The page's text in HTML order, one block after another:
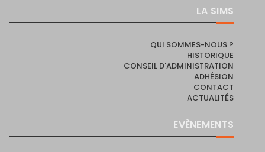
LA SIMS
QUI SOMMES-NOUS ?
HISTORIQUE
CONSEIL D'ADMINISTRATION
ADHÉSION
CONTACT
ACTUALITÉS
EVÈNEMENTS